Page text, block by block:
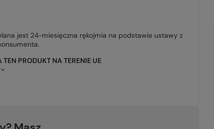
jest 24-miesięczna rękojmia na podstawie ustawy z
PRODUKT NA TERENIE UE